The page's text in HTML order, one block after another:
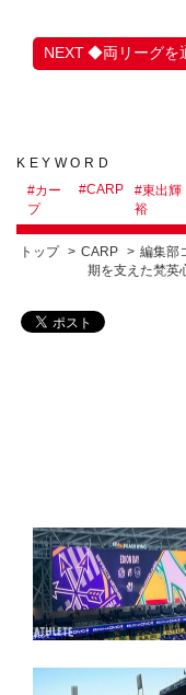
◆両リーグを
KEYWORD
#カー
プ
#CARP #東出輝
裕
トップ CARP 編集部
期を支えた梵英